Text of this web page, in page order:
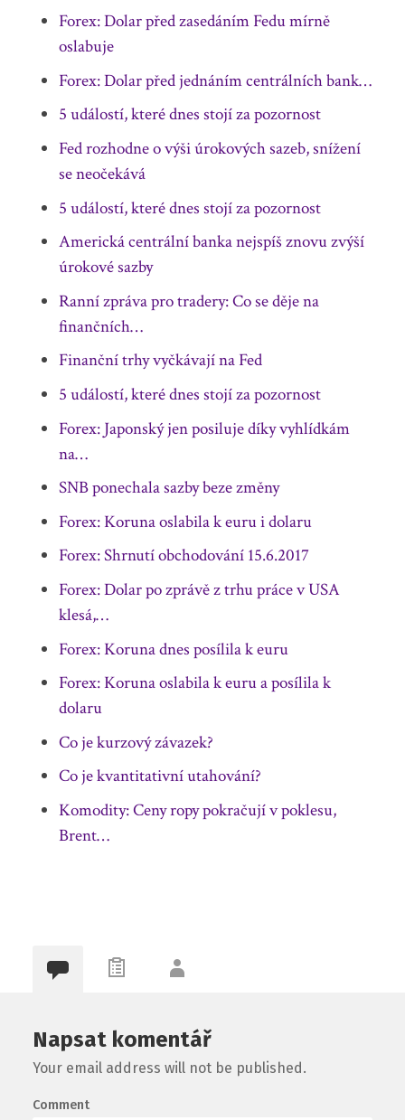
Forex: Dolar před zasedáním Fedu mírně
oslabuje
Forex: Dolar před jednáním centrálních bank…
5 událostí, které dnes stojí za pozornost
Fed rozhodne o výši úrokových sazeb, snížení
se neočekává
5 událostí, které dnes stojí za pozornost
Americká centrální banka nejspíš znovu zvýší
úrokové sazby
Ranní zpráva pro tradery: Co se děje na
finančních…
Finanční trhy vyčkávají na Fed
5 událostí, které dnes stojí za pozornost
Forex: Japonský jen posiluje díky vyhlídkám
na…
SNB ponechala sazby beze změny
Forex: Koruna oslabila k euru i dolaru
Forex: Shrnutí obchodování 15.6.2017
Forex: Dolar po zprávě z trhu práce v USA
klesá,…
Forex: Koruna dnes posílila k euru
Forex: Koruna oslabila k euru a posílila k
dolaru
Co je kurzový závazek?
Co je kvantitativní utahování?
Komodity: Ceny ropy pokračují v poklesu,
Brent…
Napsat komentář
Your email address will not be published.
Comment